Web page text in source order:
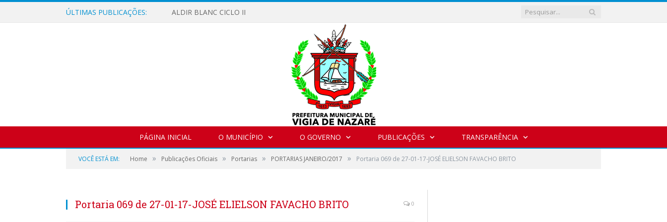
ÚLTIMAS PUBLICAÇÕES: ALDIR BLANC CICLO II
PÁGINA INICIAL O MUNICÍPIO O GOVERNO PUBLICAÇÕES TRANSPARÊNCIA
VOCÊ ESTÁ EM: Home » Publicações Oficiais » Portarias » PORTARIAS JANEIRO/2017 » Portaria 069 de 27-01-17-JOSÉ ELIELSON FAVACHO BRITO
Portaria 069 de 27-01-17-JOSÉ ELIELSON FAVACHO BRITO 0